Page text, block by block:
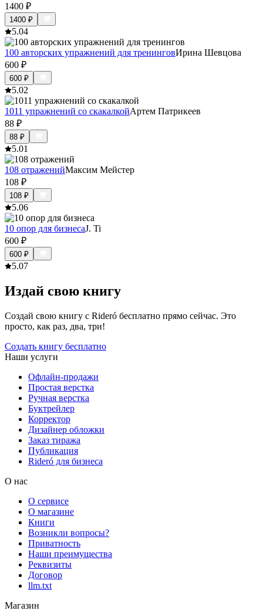
1400 ₽
1400 ₽
5.04
100 авторских упражнений для тренинговИрина Шевцова
600 ₽
600 ₽
5.02
1011 упражнений со скакалкойАртем Патрикеев
88 ₽
88 ₽
5.01
108 отраженийМаксим Мейстер
108 ₽
108 ₽
5.06
10 опор для бизнесаJ. Ti
600 ₽
600 ₽
5.07
Издай свою книгу
Создай свою книгу с Rideró бесплатно прямо сейчас. Это
просто, как раз, два, три!
Создать книгу бесплатно
Наши услуги
Офлайн-продажи
Простая верстка
Ручная верстка
Буктрейлер
Корректор
Дизайнер обложки
Заказ тиража
Публикация
Rideró для бизнеса
О нас
О сервисе
О магазине
Книги
Возникли вопросы?
Приватность
Наши преимущества
Реквизиты
Договор
llm.txt
Магазин